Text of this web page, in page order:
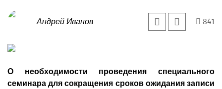
Андрей Иванов 841
О необходимости проведения специального
семинара для сокращения сроков ожидания записи